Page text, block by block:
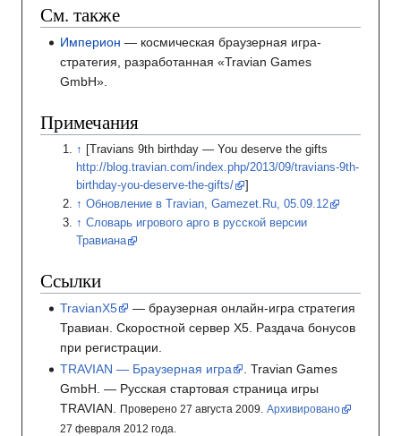
См. также
Империон — космическая браузерная игра-
стратегия, разработанная «Travian Games
GmbH».
Примечания
[Travians 9th birthday — You deserve the gifts
http://blog.travian.com/index.php/2013/09/travians-9th-
birthday-you-deserve-the-gifts/
]
Обновление в Travian, Gamezet.Ru, 05.09.12
Словарь игрового арго в русской версии
Травиана
Ссылки
TravianX5
— браузерная онлайн-игра стратегия
Травиан. Скоростной сервер Х5. Раздача бонусов
при регистрации.
TRAVIAN — Браузерная игра
Travian Games
GmbH. — Русская стартовая страница игры
TRAVIAN.
Проверено 27 августа 2009. Архивировано
27 февраля 2012 года.